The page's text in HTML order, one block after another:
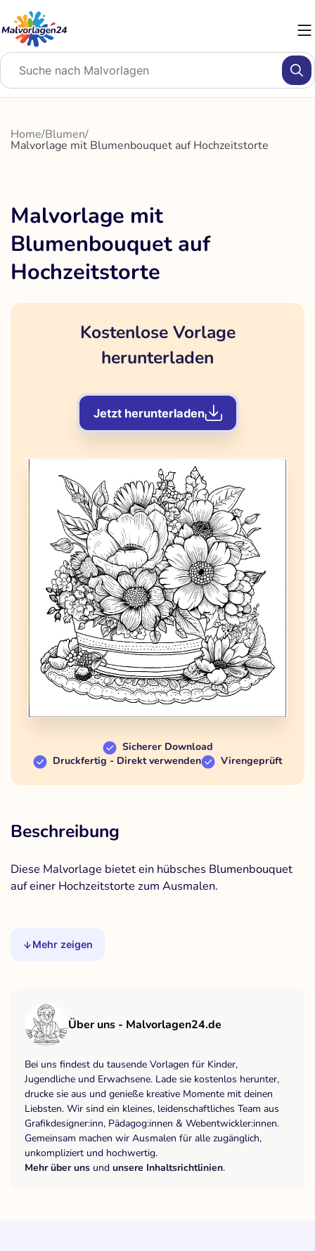
Inhalt
springen
Home/Blumen/
Malvorlage mit Blumenbouquet auf Hochzeitstorte
Malvorlage mit
Blumenbouquet auf
Hochzeitstorte
Kostenlose Vorlage
herunterladen
Jetzt herunterladen
Sicherer Download
Druckfertig - Direkt verwenden
Virengeprüft
Beschreibung
Diese Malvorlage bietet ein hübsches Blumenbouquet
auf einer Hochzeitstorte zum Ausmalen.
Mehr zeigen
Über uns - Malvorlagen24.de
Bei uns findest du tausende Vorlagen für Kinder,
Jugendliche und Erwachsene. Lade sie kostenlos herunter,
drucke sie aus und genieße kreative Momente mit deinen
Liebsten. Wir sind ein kleines, leidenschaftliches Team aus
Grafikdesigner:inn, Pädagog:innen & Webentwickler:innen.
Gemeinsam machen wir Ausmalen für alle zugänglich,
unkompliziert und hochwertig.
Mehr über uns und unsere Inhaltsrichtlinien.